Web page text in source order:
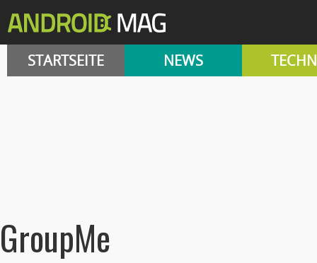
STARTSEITE NEWS
GroupMe